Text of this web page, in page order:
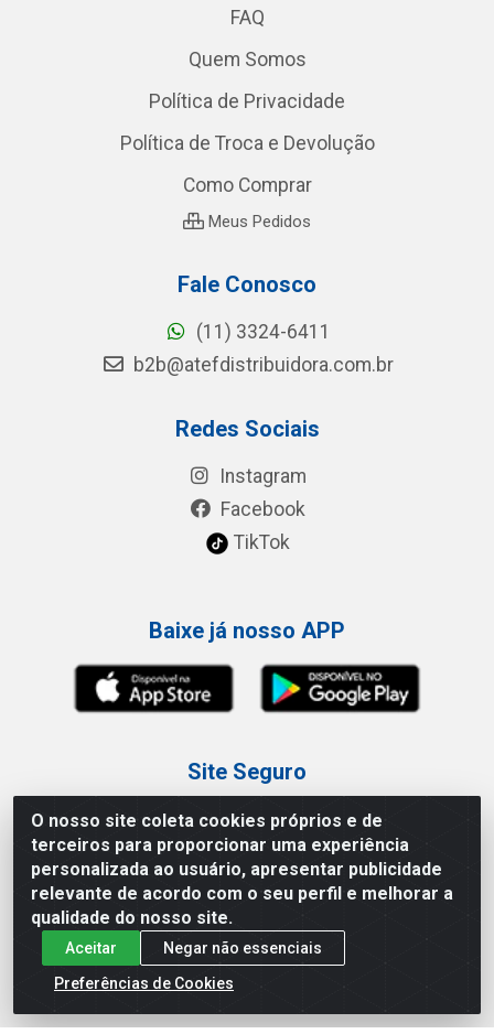
O nosso site coleta cookies próprios e de
terceiros para proporcionar uma experiência
personalizada ao usuário, apresentar publicidade
relevante de acordo com o seu perfil e melhorar a
qualidade do nosso site.
Aceitar
Negar não essenciais
Preferências de Cookies
FAQ
Quem Somos
Política de Privacidade
Política de Troca e Devolução
Como Comprar
Meus Pedidos
Fale Conosco
(11) 3324-6411
b2b@atefdistribuidora.com.br
Redes Sociais
Instagram
Facebook
TikTok
Baixe já nosso APP
Site Seguro
Loja / Showroom
Tel.: (11) 3227-0546
Av Vautier, 587/597 - Pari - São Paulo/SP